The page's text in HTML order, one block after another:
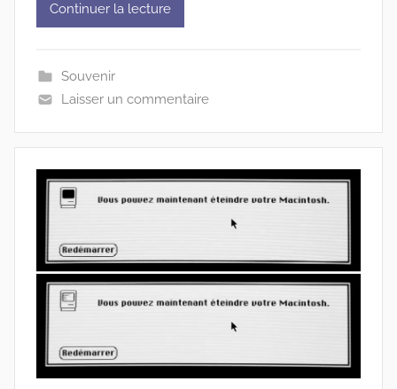
Continuer la lecture
Souvenir
Laisser un commentaire